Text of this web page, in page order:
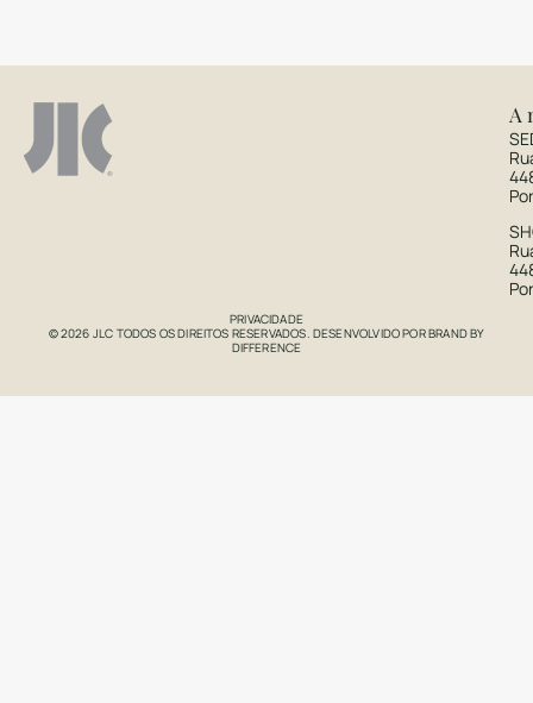
A
PRIVACIDADE
© 2026 JLC TODOS OS DIREITOS RESERVADOS. DESENVOLVIDO PORBRAND BY
DIFFERENCE